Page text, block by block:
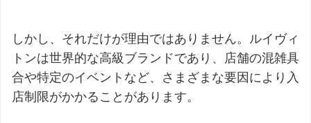
しかし、それだけが理由ではありません。ルイヴィ
トンは世界的な高級ブランドであり、店舗の混雑具
合や特定のイベントなど、さまざまな要因により入
店制限がかかることがあります。